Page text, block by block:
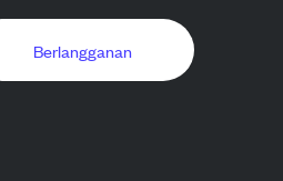
Berlangganan